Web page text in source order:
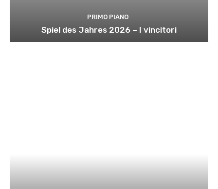
PRIMO PIANO
Spiel des Jahres 2026 – I vincitori